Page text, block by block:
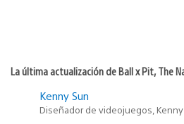
La última actualización de Ball x Pit, The
Kenny Sun
Diseñador de videojuegos,